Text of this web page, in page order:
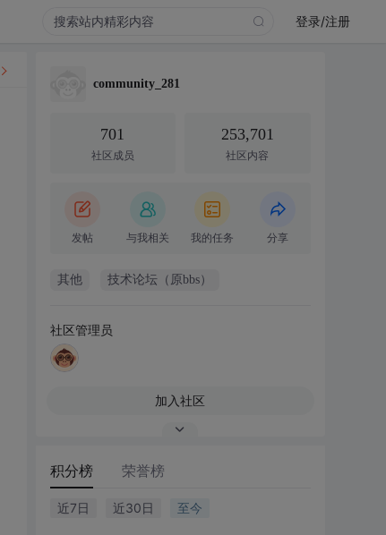
登录/注册
community_281
701
社区成员
253,701
社区内容
发帖 与我相关 我的任务 分享
其他 技术论坛（原bbs）
社区管理员
加入社区
积分榜 荣誉榜
近7日 近30日 至今